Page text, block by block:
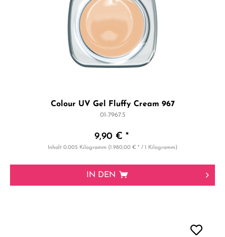
Colour UV Gel Fluffy Cream 967
01-7967.5
9,90 € *
Inhalt0.005 Kilogramm (1.980,00 € * / 1 Kilogramm)
IN DEN